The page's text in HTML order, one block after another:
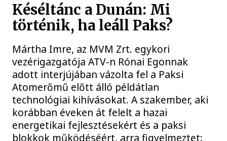
Késéltánc a Dunán: Mi
történik, ha leáll Paks?
Mártha Imre, az MVM Zrt. egykori
vezérigazgatója ATV-n Rónai Egonnak
adott interjújában vázolta fel a Paksi
Atomerőmű előtt álló példátlan
technológiai kihívásokat. A szakember, aki
korábban éveken át felelt a hazai
energetikai fejlesztésekért és a paksi
blokkok működéséért, arra figyelmeztet: